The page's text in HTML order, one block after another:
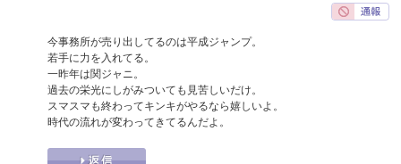
今事務所が売り出してるのは平成ジャンプ。
若手に力を入れてる。
一昨年は関ジャニ。
過去の栄光にしがみついても見苦しいだけ。
スマスマも終わってキンキがやるなら嬉しいよ。
時代の流れが変わってきてるんだよ。